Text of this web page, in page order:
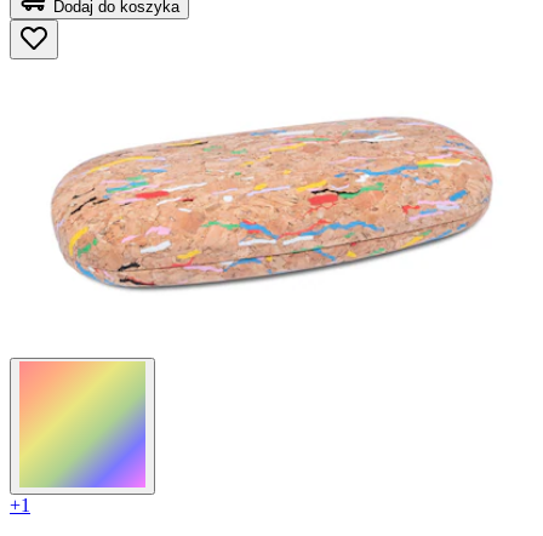
Dodaj do koszyka
+1